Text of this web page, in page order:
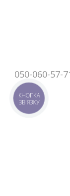
050-060-57-
КНОПКА
ЗВ'ЯЗКУ